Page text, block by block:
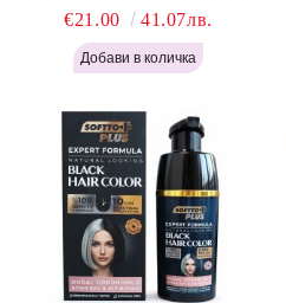
Softtoplus Expert Woman
Light Brown 400мл
€21.00 41.07лв.